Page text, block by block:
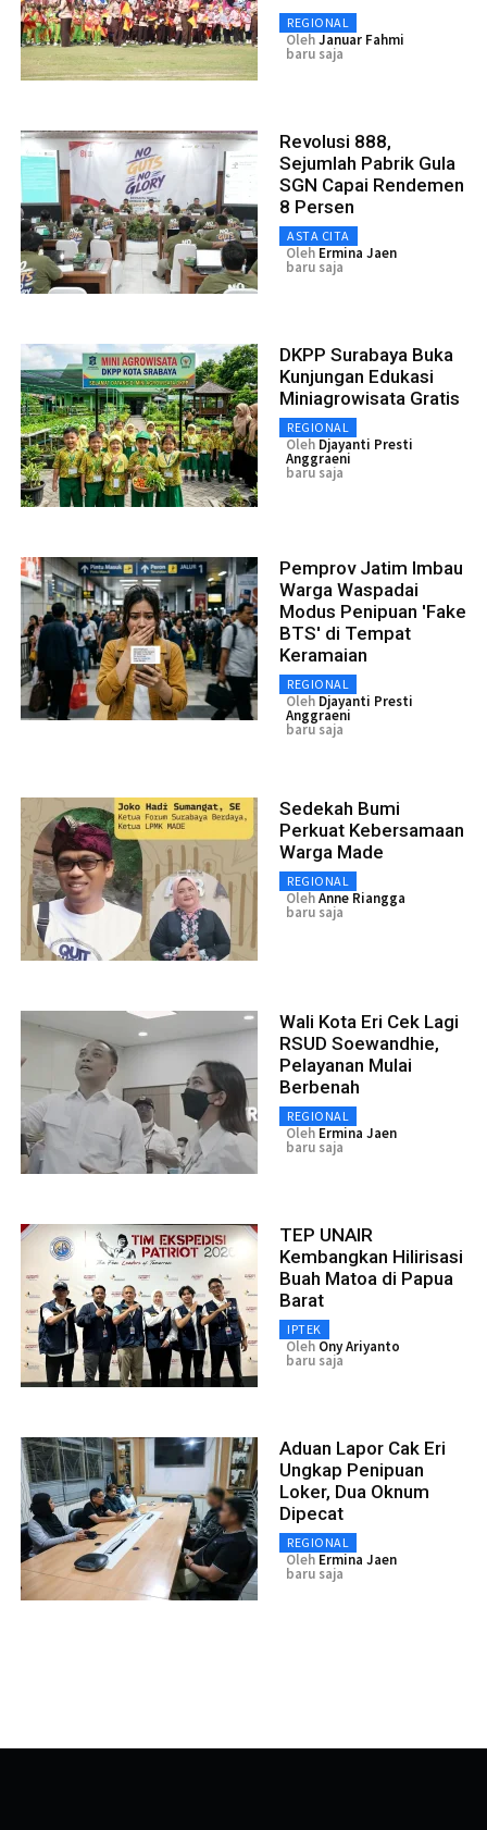
REGIONAL
OlehJanuar Fahmi
baru saja
Revolusi 888,
Sejumlah Pabrik Gula
SGN Capai Rendemen
8 Persen
ASTA CITA
Oleh Ermina Jaen
baru saja
DKPP Surabaya Buka
Kunjungan Edukasi
Miniagrowisata Gratis
REGIONAL
Oleh Djayanti Presti
Anggraeni
baru saja
Pemprov Jatim Imbau
Warga Waspadai
Modus Penipuan 'Fake
BTS' di Tempat
Keramaian
REGIONAL
Oleh Djayanti Presti
Anggraeni
baru saja
Sedekah Bumi
Perkuat Kebersamaan
Warga Made
REGIONAL
OlehAnne Riangga
baru saja
Wali Kota Eri Cek Lagi
RSUD Soewandhie,
Pelayanan Mulai
Berbenah
REGIONAL
Oleh Ermina Jaen
baru saja
TEP UNAIR
Kembangkan Hilirisasi
Buah Matoa di Papua
Barat
IPTEK
Oleh Ony Ariyanto
baru saja
Aduan Lapor Cak Eri
Ungkap Penipuan
Loker, Dua Oknum
Dipecat
REGIONAL
Oleh Ermina Jaen
baru saja